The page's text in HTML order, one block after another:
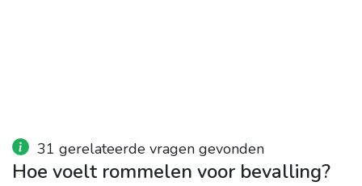
31 gerelateerde vragen gevonden
Hoe voelt rommelen voor bevalling?